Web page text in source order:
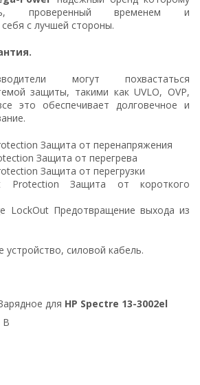
проверенный временем и
с лучшей стороны.
могут похвастаться
защиты, такими как UVLO, OVP,
это обеспечивает долговечное и
Защита от перенапряжения
Защита от перегрева
Защита от перегрузки
Защита от короткого
LockOut Предотвращение выхода из
устройство, силовой кабель.
для HP Spectre 13-3002el
В